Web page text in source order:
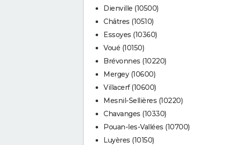
Dienville (10500)
Châtres (10510)
Essoyes (10360)
Voué (10150)
Brévonnes (10220)
Mergey (10600)
Villacerf (10600)
Mesnil-Sellières (10220)
Chavanges (10330)
Pouan-les-Vallées (10700)
Luyères (10150)